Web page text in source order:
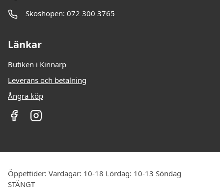
Skoshopen: 072 300 3765
Länkar
Butiken i Kinnarp
Leverans och betalning
Ångra köp
Öppettider: Vardagar: 10-18 Lördag: 10-13 Söndag
STÄNGT